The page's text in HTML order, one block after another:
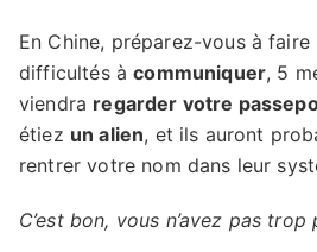
En Chine, préparez-vous à faire
difficultés àcommuniquer, 5
viendra regarder votre
étiez un alien, et ils auront
rentrer votre nom dans leur
C’est bon, vous n’avez pas trop